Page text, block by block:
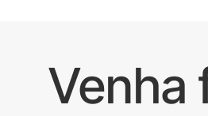
Venha